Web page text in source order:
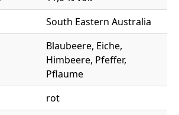
South Eastern Australia
Blaubeere, Eiche,
Himbeere, Pfeffer,
Pflaume
rot